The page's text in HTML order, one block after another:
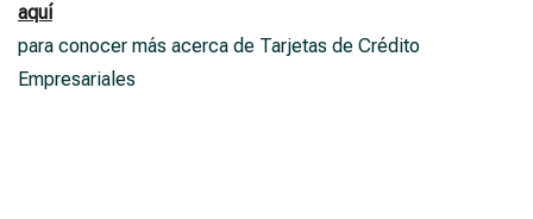
aquí
para conocer más acerca de Tarjetas de Crédito
Empresariales